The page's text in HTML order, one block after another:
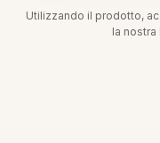
Utilizzando il prodotto,
la nostra